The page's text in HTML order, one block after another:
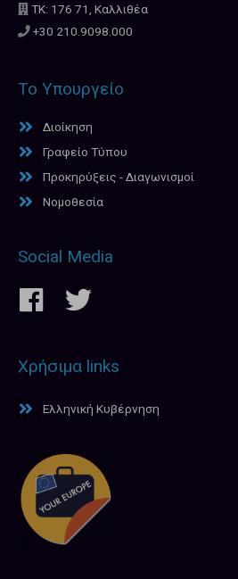
ΤΚ: 176 71, Καλλιθέα
+30 210.9098.000
Το Υπουργείο
Διοίκηση
Γραφείο Τύπου
Προκηρύξεις - Διαγωνισμοί
Νομοθεσία
Social Media
Χρήσιμα links
Ελληνική Κυβέρνηση